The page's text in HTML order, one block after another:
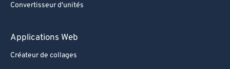
Convertisseur d'unités
Applications Web
Créateur de collages